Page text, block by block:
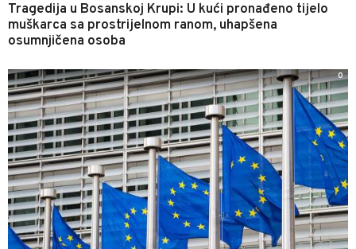
Tragedija u Bosanskoj Krupi: U kući pronađeno tijelo
muškarca sa prostrijelnom ranom, uhapšena
osumnjičena osoba
0